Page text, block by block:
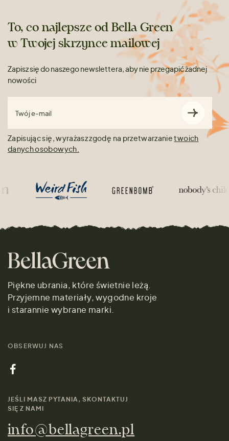
To, co najlepsze od Bella Green
w Twojej skrzynce mailowej
Zapisz się do naszego newslettera, aby nie przegapić żadnej
nowości
Twój e-mail
Zapisując się, wyrażasz zgodę na przetwarzanietwoich
danych osobowych.
Piękne ubrania, które świetnie leżą.
Przyjemne materiały, wygodne kroje
i starannie wybrane marki.
OBSERWUJ NAS
JEŚLI MASZ PYTANIA, SKONTAKTUJ
SIĘ Z NAMI
info@bellagreen.pl